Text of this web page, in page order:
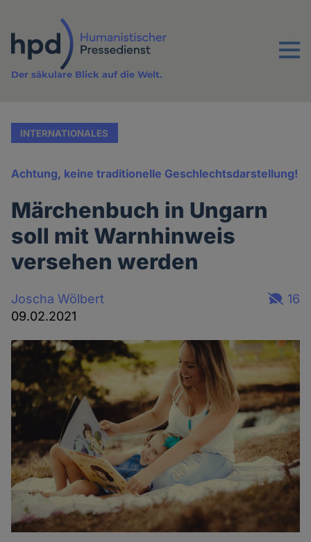
Inhalt
Menu
Der säkulare Blick auf die Welt.
INTERNATIONALES
Achtung, keine traditionelle Geschlechtsdarstellung!
Märchenbuch in Ungarn
soll mit Warnhinweis
versehen werden
Joscha Wölbert
09.02.2021
16